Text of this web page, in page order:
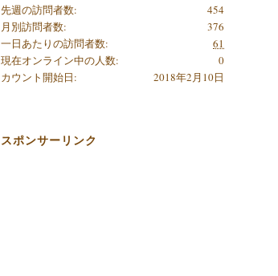
454
先週の訪問者数:
376
月別訪問者数:
61
一日あたりの訪問者数:
0
現在オンライン中の人数:
2018年2月10日
カウント開始日:
スポンサーリンク